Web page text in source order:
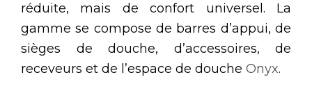
réduite, mais de confort universel. La
gamme se compose de barres d’appui, de
sièges de douche, d’accessoires, de
receveurs et de l’espace de douche Onyx.